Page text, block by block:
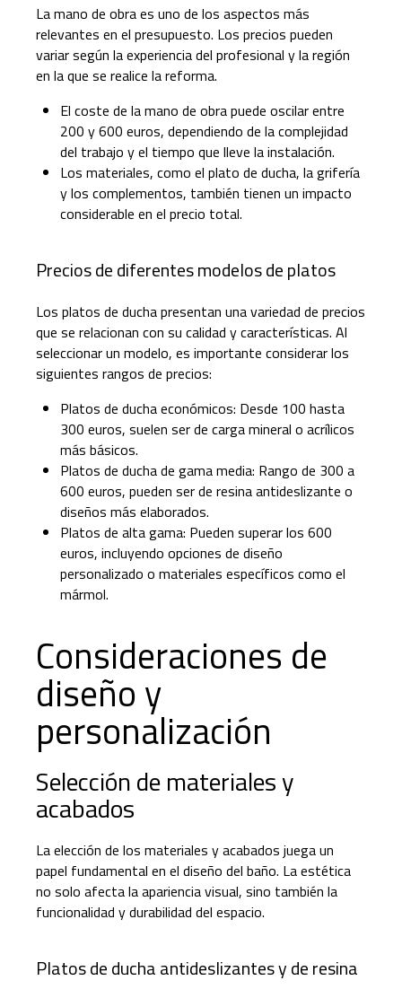
La mano de obra es uno de los aspectos más
relevantes en el presupuesto. Los precios pueden
variar según la experiencia del profesional y la región
en la que se realice la reforma.
El coste de la mano de obra puede oscilar entre
200 y 600 euros, dependiendo de la complejidad
del trabajo y el tiempo que lleve la instalación.
Los materiales, como el plato de ducha, la grifería
y los complementos, también tienen un impacto
considerable en el precio total.
Precios de diferentes modelos de platos
Los platos de ducha presentan una variedad de precios
que se relacionan con su calidad y características. Al
seleccionar un modelo, es importante considerar los
siguientes rangos de precios:
Platos de ducha económicos: Desde 100 hasta
300 euros, suelen ser de carga mineral o acrílicos
más básicos.
Platos de ducha de gama media: Rango de 300 a
600 euros, pueden ser de resina antideslizante o
diseños más elaborados.
Platos de alta gama: Pueden superar los 600
euros, incluyendo opciones de diseño
personalizado o materiales específicos como el
mármol.
Consideraciones de
diseño y
personalización
Selección de materiales y
acabados
La elección de los materiales y acabados juega un
papel fundamental en el diseño del baño. La estética
no solo afecta la apariencia visual, sino también la
funcionalidad y durabilidad del espacio.
Platos de ducha antideslizantes y de resina